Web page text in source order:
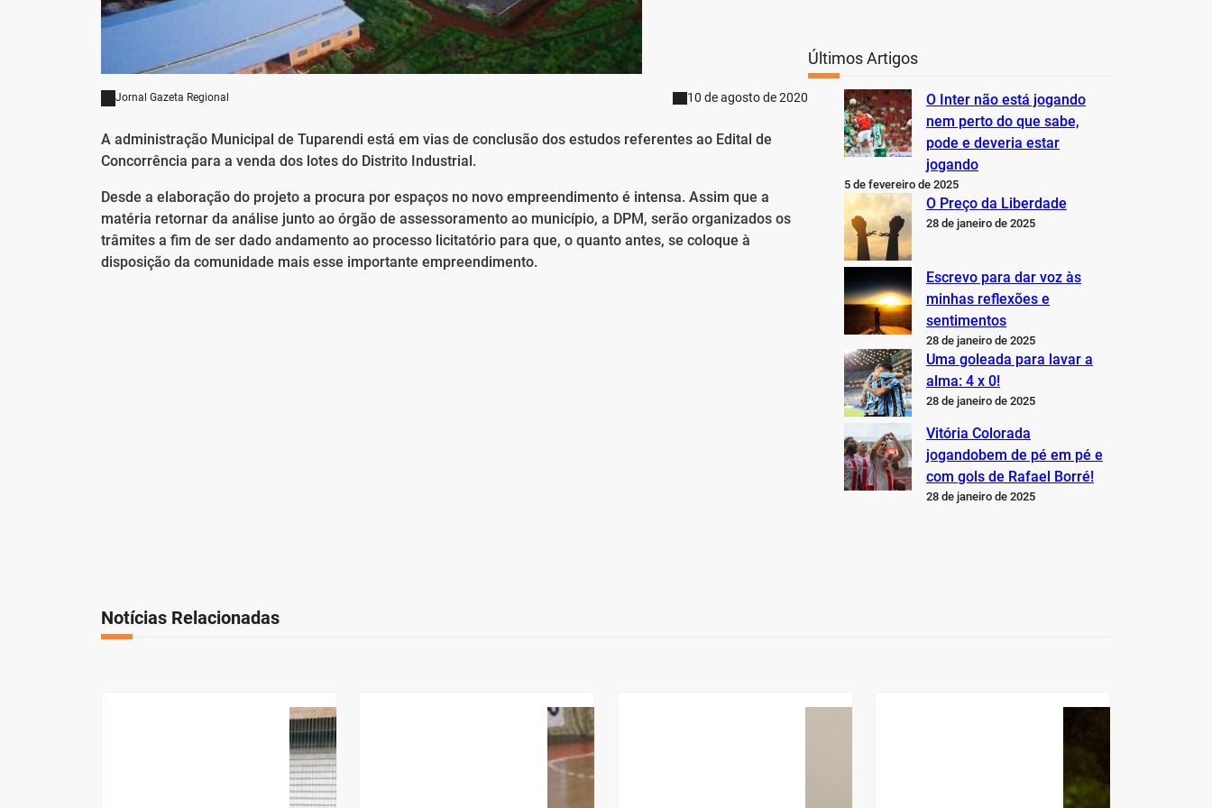
Jornal Gazeta Regional 10 de agosto de 2020
A administração Municipal de Tuparendi está em vias de conclusão dos estudos referentes ao Edital de
Concorrência para a venda dos lotes do Distrito Industrial.
Desde a elaboração do projeto a procura por espaços no novo empreendimento é intensa. Assim que a
matéria retornar da análise junto ao órgão de assessoramento ao município, a DPM, serão organizados os
trâmites a fim de ser dado andamento ao processo licitatório para que, o quanto antes, se coloque à
disposição da comunidade mais esse importante empreendimento.
Últimos Artigos
O Inter não está jogando
nem perto do que sabe,
pode e deveria estar
jogando
5 de fevereiro de 2025
O Preço da Liberdade
28 de janeiro de 2025
Escrevo para dar voz às
minhas reflexões e
sentimentos
28 de janeiro de 2025
Uma goleada para lavar a
alma: 4 x 0!
28 de janeiro de 2025
Vitória Colorada
jogandobem de pé em pé e
com gols de Rafael Borré!
28 de janeiro de 2025
Notícias Relacionadas